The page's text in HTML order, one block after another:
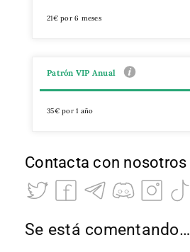
21€ por 6 meses
Patrón VIP Anual
35€ por 1 año
Contacta con nosotros
Se está comentando…